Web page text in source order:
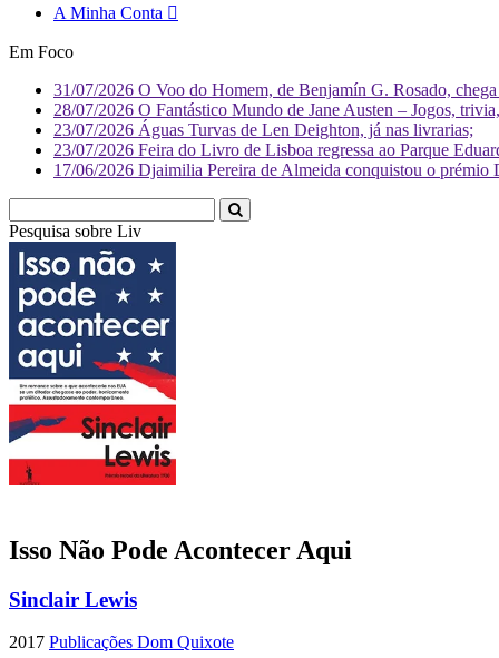
A Minha Conta
Em Foco
31/07/2026 O Voo do Homem, de Benjamín G. Rosado,
28/07/2026 O Fantástico Mundo de Jane Austen – Jogos,
23/07/2026 Águas Turvas de Len Deighton, já nas livrarias;
23/07/2026 Feira do Livro de Lisboa regressa ao Parque
17/06/2026 Djaimilia Pereira de Almeida conquistou o
Pesquisa sobre Literatura
Isso Não Pode Acontecer Aqui
Sinclair Lewis
2017 Publicações Dom Quixote